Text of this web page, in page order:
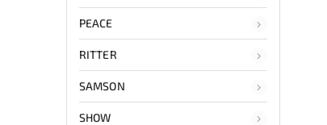
PEACE
RITTER
SAMSON
SHOW